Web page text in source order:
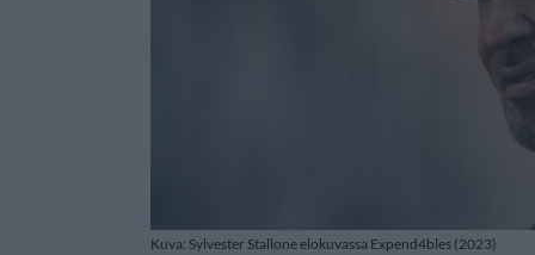
Kuva: Sylvester Stallone elokuvassa Expend4bles (2023)